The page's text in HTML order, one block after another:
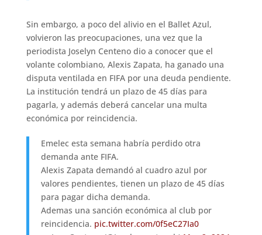
Sin embargo, a poco del alivio en el Ballet Azul,
volvieron las preocupaciones, una vez que la
periodista Joselyn Centeno dio a conocer que el
volante colombiano, Alexis Zapata, ha ganado una
disputa ventilada en FIFA por una deuda pendiente.
La institución tendrá un plazo de 45 días para
pagarla, y además deberá cancelar una multa
económica por reincidencia.
Emelec esta semana habría perdido otra
demanda ante FIFA.
Alexis Zapata demandó al cuadro azul por
valores pendientes, tienen un plazo de 45 días
para pagar dicha demanda.
Ademas una sanción económica al club por
reincidencia. pic.twitter.com/0f5eC27Ia0